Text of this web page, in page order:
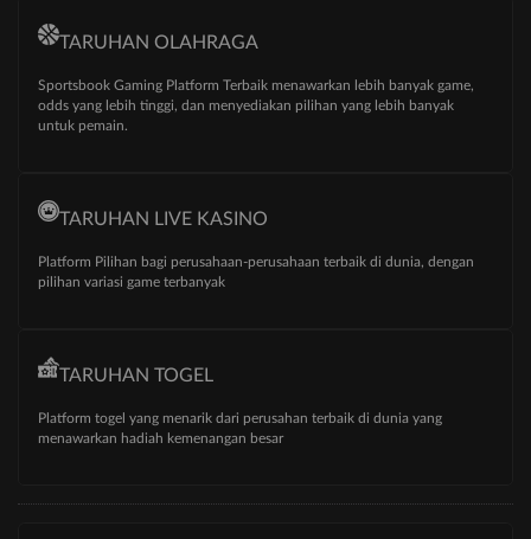
TARUHAN OLAHRAGA
Sportsbook Gaming Platform Terbaik menawarkan lebih banyak game,
odds yang lebih tinggi, dan menyediakan pilihan yang lebih banyak
untuk pemain.
TARUHAN LIVE KASINO
Platform Pilihan bagi perusahaan-perusahaan terbaik di dunia, dengan
pilihan variasi game terbanyak
TARUHAN TOGEL
Platform togel yang menarik dari perusahan terbaik di dunia yang
menawarkan hadiah kemenangan besar